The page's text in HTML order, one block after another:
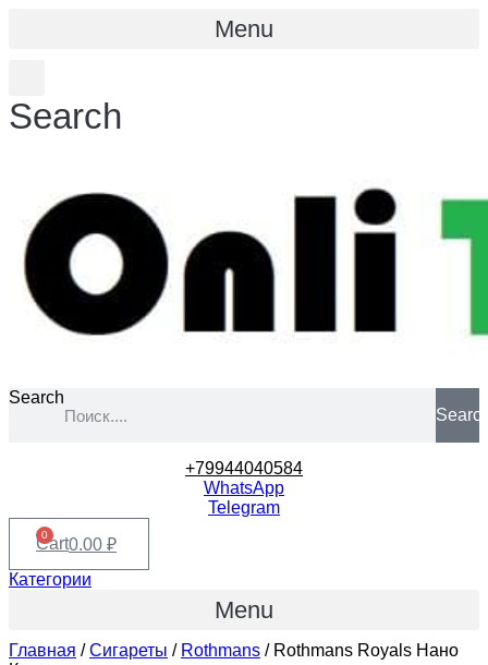
Menu
Search
Search
+79944040584
WhatsApp
Telegram
0.00 ₽
0
Cart
Категории
Menu
Главная /Сигареты / Rothmans / Rothmans Royals Нано